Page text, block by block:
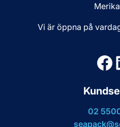
Vi är öppna på
02